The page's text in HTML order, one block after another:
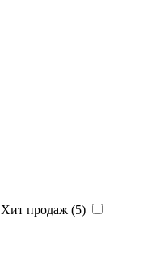
Хит продаж (5)